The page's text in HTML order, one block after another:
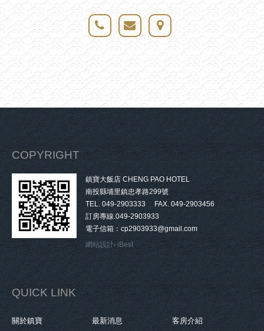
COPYRIGHT
鎮寶大飯店 CHENG PAO HOTEL
南投縣埔里鎮忠孝路299號
TEL. 049-2903333 FAX. 049-2903456
訂房專線.049-2903933
電子信箱：cp2903933@gmail.com
網站設計‧ iBest
QUICK LINK
關於鎮寶 最新消息 客房介紹